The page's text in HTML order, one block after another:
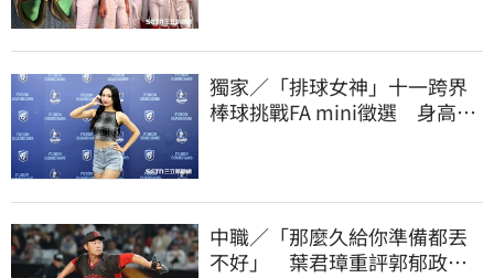
獨家／「排球女神」十一跨界
棒球挑戰FA mini徵選 身高
中職／「那麼久給你準備都丟
不好」 葉君璋重評郭郁政對